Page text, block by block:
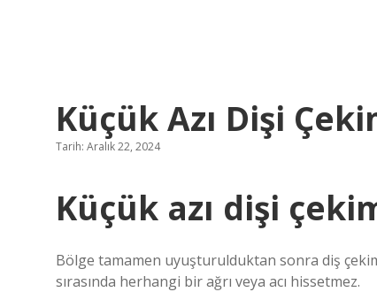
Küçük Azı Dişi
Tarih: Aralık 22, 2024
Küçük azı dişi
Bölge tamamen uyuşturulduktan sonra diş
sırasında herhangi bir ağrı veya acı hissetmez.